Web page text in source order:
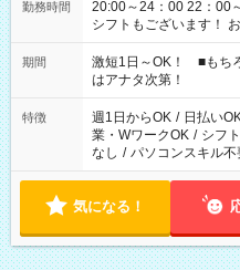
勤務時間
20:00～24：00 22：00～
シフトもございます！
期間
激短1日～OK！ ■もち
はアナタ次第！
特徴 週1日からOK / 日払い
業・WワークOK / シフ
なし / パソコンスキル不
気になる！